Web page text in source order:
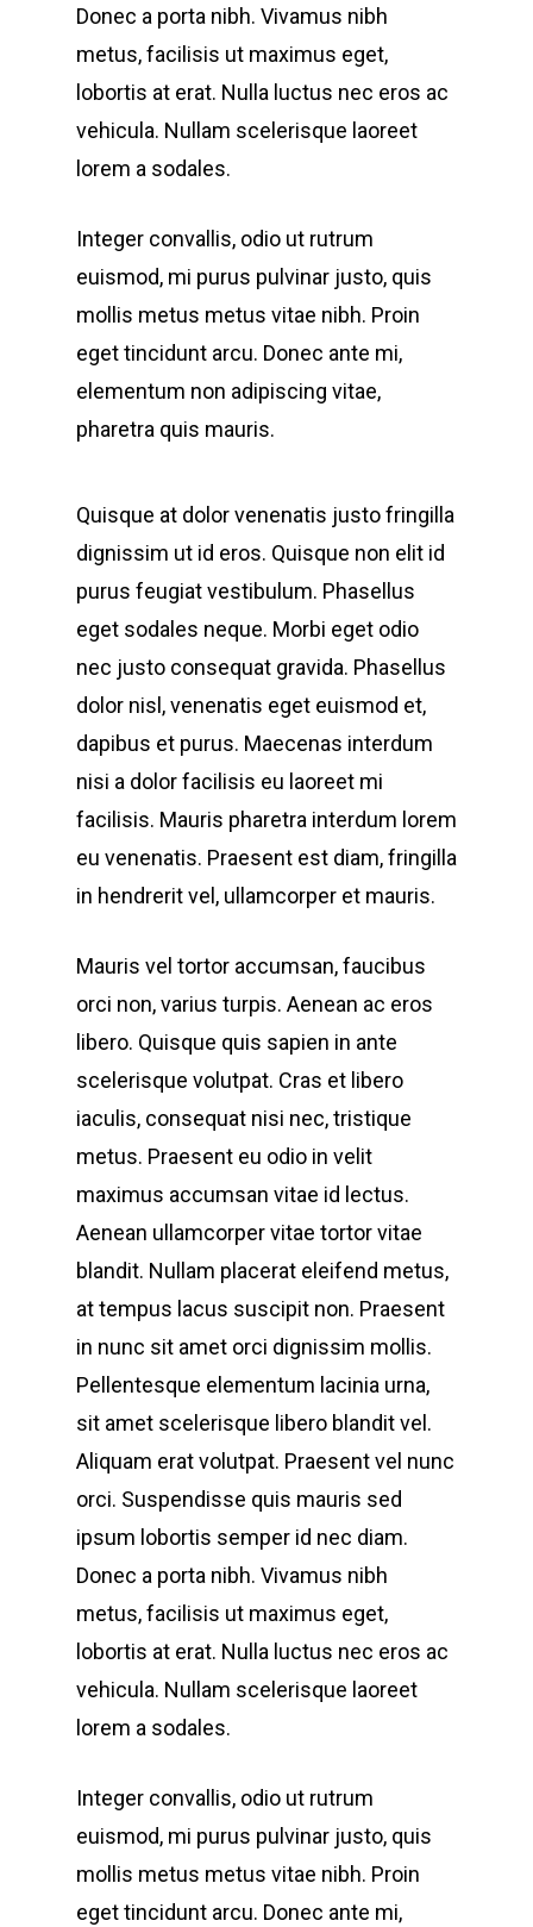
Donec a porta nibh. Vivamus nibh
metus, facilisis ut maximus eget,
lobortis at erat. Nulla luctus nec eros ac
vehicula. Nullam scelerisque laoreet
lorem a sodales.
Integer convallis, odio ut rutrum
euismod, mi purus pulvinar justo, quis
mollis metus metus vitae nibh. Proin
eget tincidunt arcu. Donec ante mi,
elementum non adipiscing vitae,
pharetra quis mauris.
Quisque at dolor venenatis justo fringilla
dignissim ut id eros. Quisque non elit id
purus feugiat vestibulum. Phasellus
eget sodales neque. Morbi eget odio
nec justo consequat gravida. Phasellus
dolor nisl, venenatis eget euismod et,
dapibus et purus. Maecenas interdum
nisi a dolor facilisis eu laoreet mi
facilisis. Mauris pharetra interdum lorem
eu venenatis. Praesent est diam, fringilla
in hendrerit vel, ullamcorper et mauris.
Mauris vel tortor accumsan, faucibus
orci non, varius turpis. Aenean ac eros
libero. Quisque quis sapien in ante
scelerisque volutpat. Cras et libero
iaculis, consequat nisi nec, tristique
metus. Praesent eu odio in velit
maximus accumsan vitae id lectus.
Aenean ullamcorper vitae tortor vitae
blandit. Nullam placerat eleifend metus,
at tempus lacus suscipit non. Praesent
in nunc sit amet orci dignissim mollis.
Pellentesque elementum lacinia urna,
sit amet scelerisque libero blandit vel.
Aliquam erat volutpat. Praesent vel nunc
orci. Suspendisse quis mauris sed
ipsum lobortis semper id nec diam.
Donec a porta nibh. Vivamus nibh
metus, facilisis ut maximus eget,
lobortis at erat. Nulla luctus nec eros ac
vehicula. Nullam scelerisque laoreet
lorem a sodales.
Integer convallis, odio ut rutrum
euismod, mi purus pulvinar justo, quis
mollis metus metus vitae nibh. Proin
eget tincidunt arcu. Donec ante mi,